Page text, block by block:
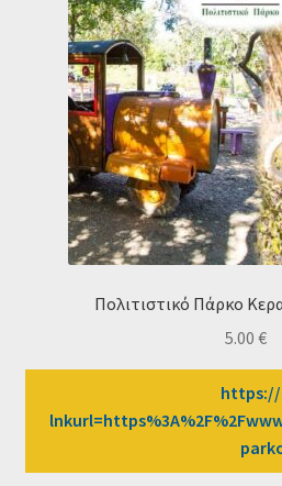
Πολιτιστικό Πάρκο
5.00 €
https://